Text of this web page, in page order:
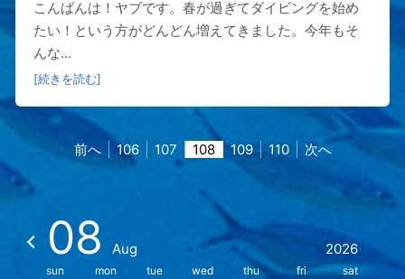
こんばんは！ヤブです。春が過ぎてダイビングを始め
たい！という方がどんどん増えてきました。今年もそ
んな...
[続きを読む]
前へ 106 107 108 109 110 次へ
08 Aug 2026
sun mon tue wed thu fri
sat